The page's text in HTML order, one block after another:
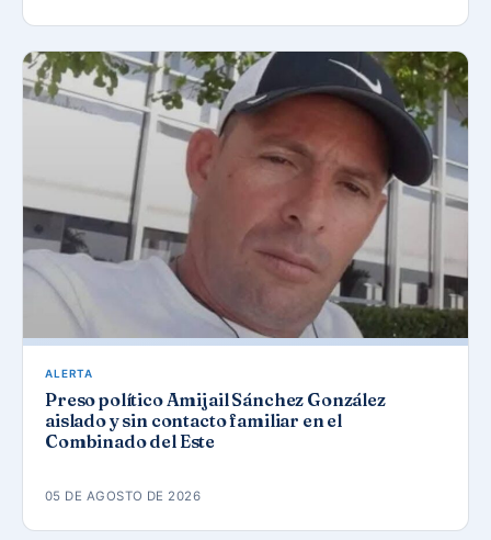
ALERTA
Preso político Amijail Sánchez González
aislado y sin contacto familiar en el
Combinado del Este
05 DE AGOSTO DE 2026